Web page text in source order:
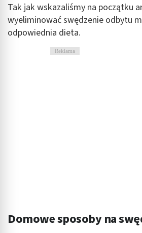
Tak jak wskazaliśmy na początku
wyeliminować swędzenie odbytu
odpowiednia dieta.
Reklama
Domowe sposoby na